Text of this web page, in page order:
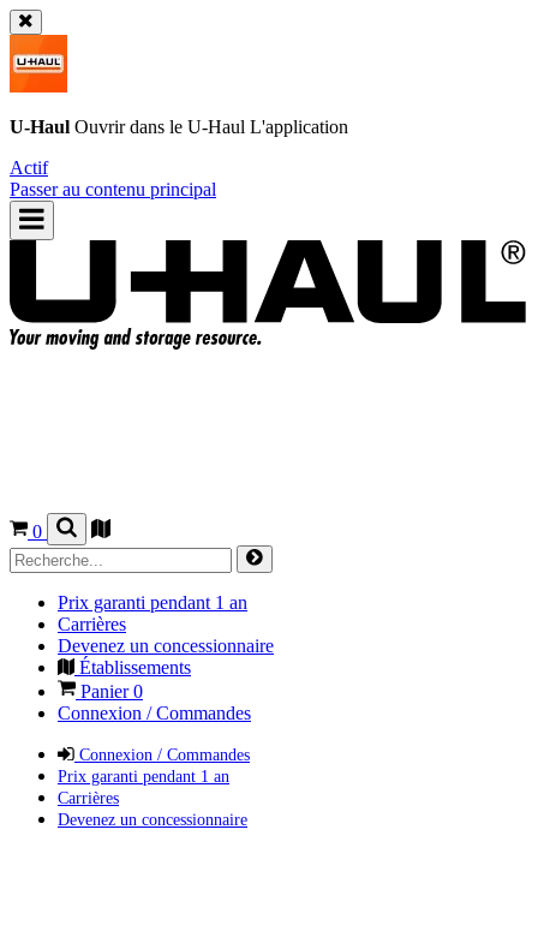
U-Haul Ouvrir dans le U-Haul L'application
Actif
Passer au contenu principal
0
Prix garanti pendant 1 an
Carrières
Devenez un concessionnaire
Établissements
Panier0
Connexion / Commandes
Connexion / Commandes
Prix garanti pendant 1 an
Carrières
Devenez un concessionnaire